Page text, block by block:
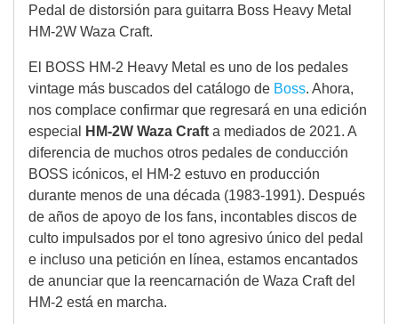
Pedal de distorsión para guitarra Boss Heavy Metal
HM-2W Waza Craft.
El BOSS HM-2 Heavy Metal es uno de los pedales
vintage más buscados del catálogo de Boss. Ahora,
nos complace confirmar que regresará en una edición
especial
HM-2W Waza Craft a mediados de 2021. A
diferencia de muchos otros pedales de conducción
BOSS icónicos, el HM-2 estuvo en producción
durante menos de una década (1983-1991). Después
de años de apoyo de los fans, incontables discos de
culto impulsados por el tono agresivo único del pedal
e incluso una petición en línea, estamos encantados
de anunciar que la reencarnación de Waza Craft del
HM-2 está en marcha.